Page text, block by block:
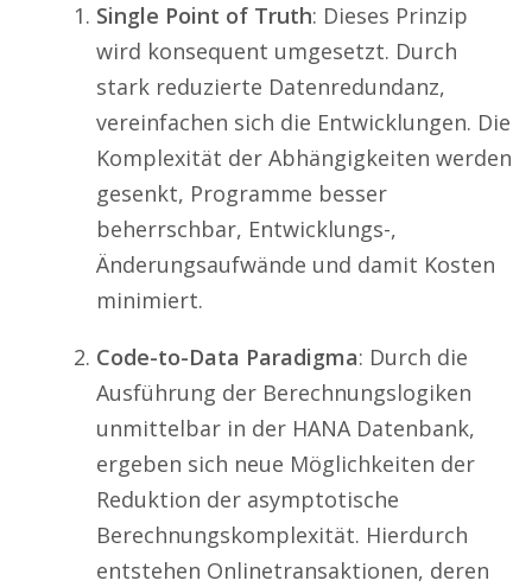
Single Point of Truth: Dieses Prinzip
wird konsequent umgesetzt. Durch
stark reduzierte Datenredundanz,
vereinfachen sich die Entwicklungen. Die
Komplexität der Abhängigkeiten werden
gesenkt, Programme besser
beherrschbar, Entwicklungs-,
Änderungsaufwände und damit Kosten
minimiert.
Code-to-Data Paradigma: Durch die
Ausführung der Berechnungslogiken
unmittelbar in der HANA Datenbank,
ergeben sich neue Möglichkeiten der
Reduktion der asymptotische
Berechnungskomplexität. Hierdurch
entstehen Onlinetransaktionen, deren